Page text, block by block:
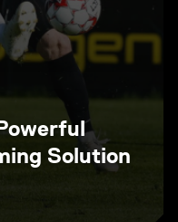
Solution